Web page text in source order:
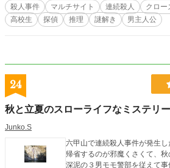
殺人事件 マルチサイト 連続殺人 クロー
高校生
探偵 推理 謎解き 男主人公
24
秋と立夏のスローライフなミステリ
Junko.S
六甲山で連続殺人事件が発生し
帰省するのが邪魔くさくて、秋
深泥の３男モモ警部を従えて事